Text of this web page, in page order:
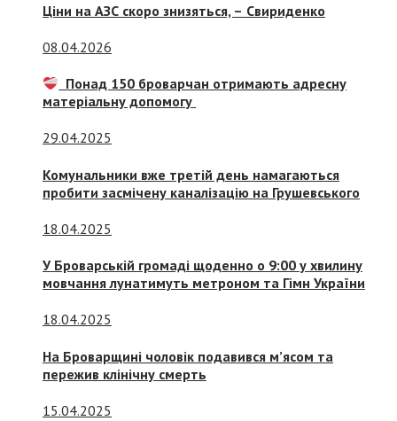
Ціни на АЗС скоро знизяться, – Свириденко
08.04.2026
Понад 150 броварчан отримають адресну
матеріальну допомогу
29.04.2025
Комунальники вже третій день намагаються
пробити засмічену каналізацію на Грушевського
18.04.2025
У Броварській громаді щоденно о 9:00 у хвилину
мовчання лунатимуть метроном та Гімн України
18.04.2025
На Броварщині чоловік подавився м’ясом та
пережив клінічну смерть
15.04.2025